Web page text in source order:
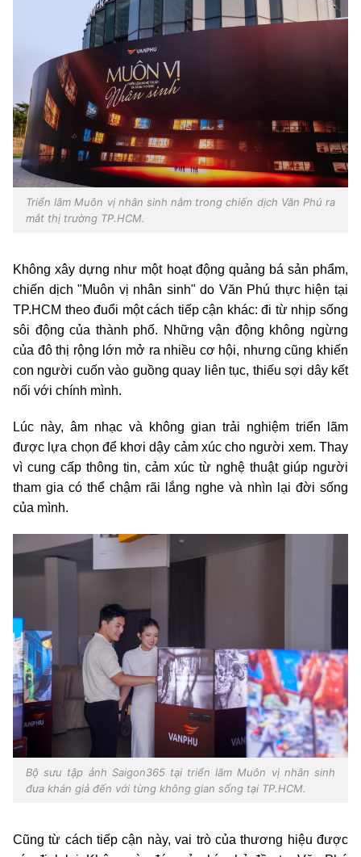
Triển lãm Muôn vị nhân sinh nằm trong chiến dịch Văn Phú ra
mắt thị trường TP.HCM.
Không xây dựng như một hoạt động quảng bá sản phẩm,
chiến dịch "Muôn vị nhân sinh" do Văn Phú thực hiện tại
TP.HCM theo đuổi một cách tiếp cận khác: đi từ nhịp sống
sôi động của thành phố. Những vận động không ngừng
của đô thị rộng lớn mở ra nhiều cơ hội, nhưng cũng khiến
con người cuốn vào guồng quay liên tục, thiếu sợi dây kết
nối với chính mình.
Lúc này, âm nhạc và không gian trải nghiệm triển lãm
được lựa chọn để khơi dậy cảm xúc cho người xem. Thay
vì cung cấp thông tin, cảm xúc từ nghệ thuật giúp người
tham gia có thể chậm rãi lắng nghe và nhìn lại đời sống
của mình.
Bộ sưu tập ảnh Saigon365 tại triển lãm Muôn vị nhân sinh
đưa khán giả đến với từng không gian sống tại TP.HCM.
Cũng từ cách tiếp cận này, vai trò của thương hiệu được